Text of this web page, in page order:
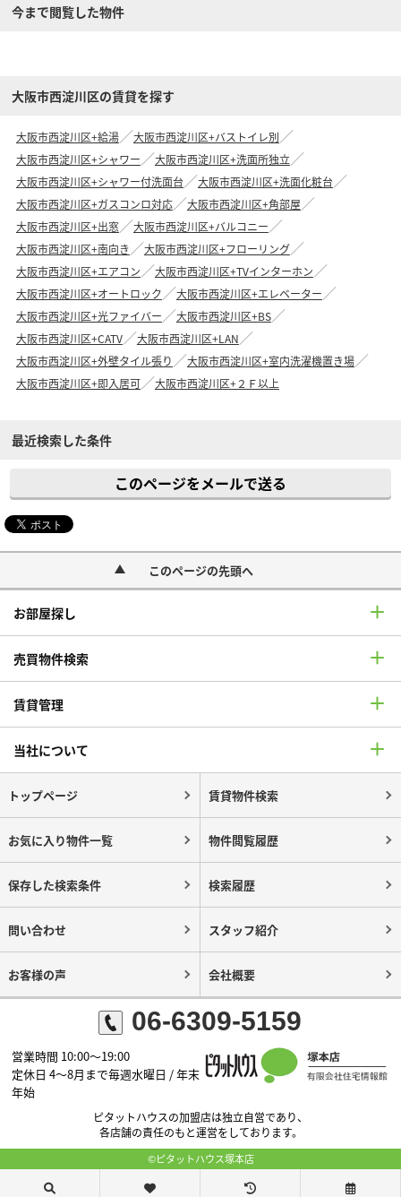
今まで閲覧した物件
大阪市西淀川区の賃貸を探す
大阪市西淀川区+給湯
大阪市西淀川区+バストイレ別
大阪市西淀川区+シャワー
大阪市西淀川区+洗面所独立
大阪市西淀川区+シャワー付洗面台
大阪市西淀川区+洗面化粧台
大阪市西淀川区+ガスコンロ対応
大阪市西淀川区+角部屋
大阪市西淀川区+出窓
大阪市西淀川区+バルコニー
大阪市西淀川区+南向き
大阪市西淀川区+フローリング
大阪市西淀川区+エアコン
大阪市西淀川区+TVインターホン
大阪市西淀川区+オートロック
大阪市西淀川区+エレベーター
大阪市西淀川区+光ファイバー
大阪市西淀川区+BS
大阪市西淀川区+CATV
大阪市西淀川区+LAN
大阪市西淀川区+外壁タイル張り
大阪市西淀川区+室内洗濯機置き場
大阪市西淀川区+即入居可
大阪市西淀川区+２Ｆ以上
最近検索した条件
このページをメールで送る
このページの先頭へ
お部屋探し
売買物件検索
賃貸管理
当社について
トップページ 賃貸物件検索
お気に入り物件一覧 物件閲覧履歴
保存した検索条件 検索履歴
問い合わせ スタッフ紹介
お客様の声 会社概要
06-6309-5159
営業時間 10:00～19:00
定休日 4～8月まで毎週水曜日 / 年末
年始
ピタットハウスの加盟店は独立自営であり、
各店舗の責任のもと運営をしております。
©ピタットハウス塚本店